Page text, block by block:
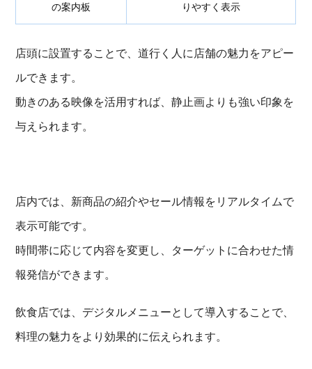
の案内板
りやすく表示
店頭に設置することで、道行く人に店舗の魅力をアピー
ルできます。
動きのある映像を活用すれば、静止画よりも強い印象を
与えられます。
店内では、新商品の紹介やセール情報をリアルタイムで
表示可能です。
時間帯に応じて内容を変更し、ターゲットに合わせた情
報発信ができます。
飲食店では、デジタルメニューとして導入することで、
料理の魅力をより効果的に伝えられます。